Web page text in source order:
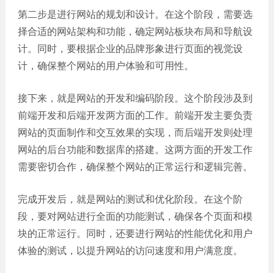
平台
案例
APP
案例
系统
平台
案例
第二步是进行网站的规划和设计。在这个阶段，需要选
择合适的网站架构和功能，确定网站板块布局和导航设
计。同时，要根据企业的品牌形象进行页面的视觉设
计，确保整个网站的用户体验和可用性。
接下来，就是网站的开发和编码阶段。这个阶段涉及到
前端开发和后端开发两方面的工作。前端开发主要负责
网站的页面制作和交互效果的实现，而后端开发则处理
网站的后台功能和数据库的搭建。这两方面的开发工作
需要密切合作，确保整个网站的正常运行和逻辑完善。
完成开发后，就是网站的测试和优化阶段。在这个阶
段，要对网站进行全面的功能测试，确保各个页面和模
块的正常运行。同时，还要进行网站的性能优化和用户
体验的测试，以提升网站的访问速度和用户满意度。